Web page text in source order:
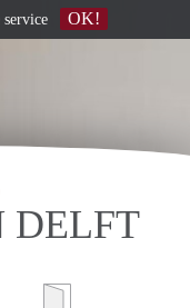
DELFT
service OK!